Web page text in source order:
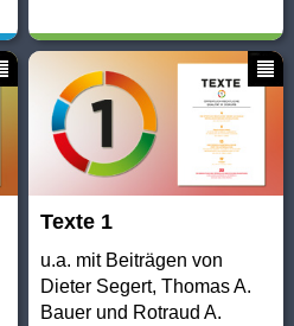
Texte 1
u.a. mit Beiträgen von
Dieter Segert, Thomas A.
Bauer und Rotraud A.